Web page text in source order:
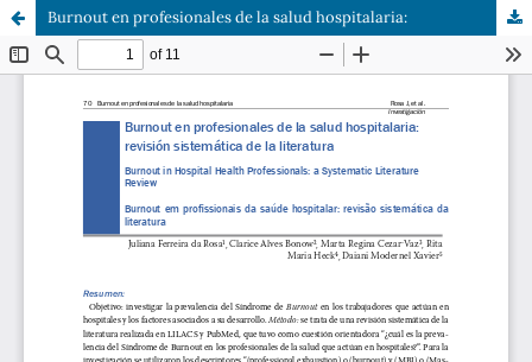
Burnout en profesionales de la salud hospitalaria: